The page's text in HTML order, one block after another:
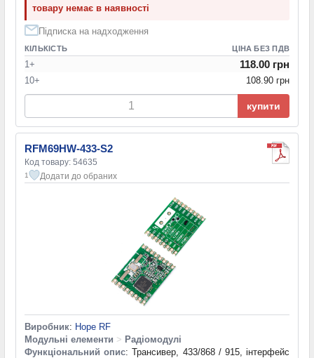
товару немає в наявності
Підписка на надходження
КІЛЬКІСТЬ ЦІНА БЕЗ ПДВ
1+ 118.00 грн
10+ 108.90 грн
купити
RFM69HW-433-S2
Код товару: 54635
1 Додати до обраних
Виробник: Hope RF
Модульні елементи > Радіомодулі
Функціональний опис: Трансивер, 433/868 / 915, інтерфейс